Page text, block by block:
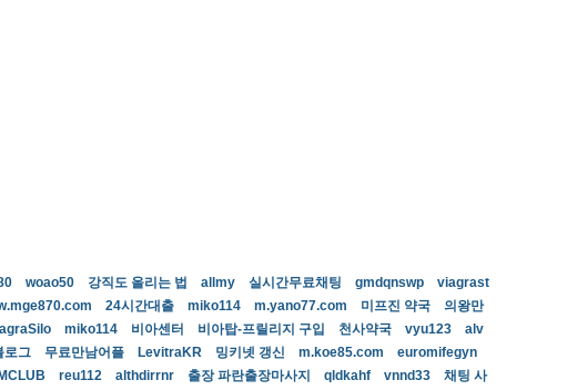
woao50 강직도 올리는 법 allmy 실시간무료채팅 gmdqnswp
viagrast
24시간대출 miko114 m.yano77.com 미프진 약국
의왕만
miko114 비아센터 비아탑-프릴리지 구입 천사약국 vyu123
alv
로그 무료만남어플 LevitraKR 밍키넷 갱신 m.koe85.com
euromifegyn
reu112 althdirrnr 출장 파란출장마사지 qldkahf vnnd33
채팅 사